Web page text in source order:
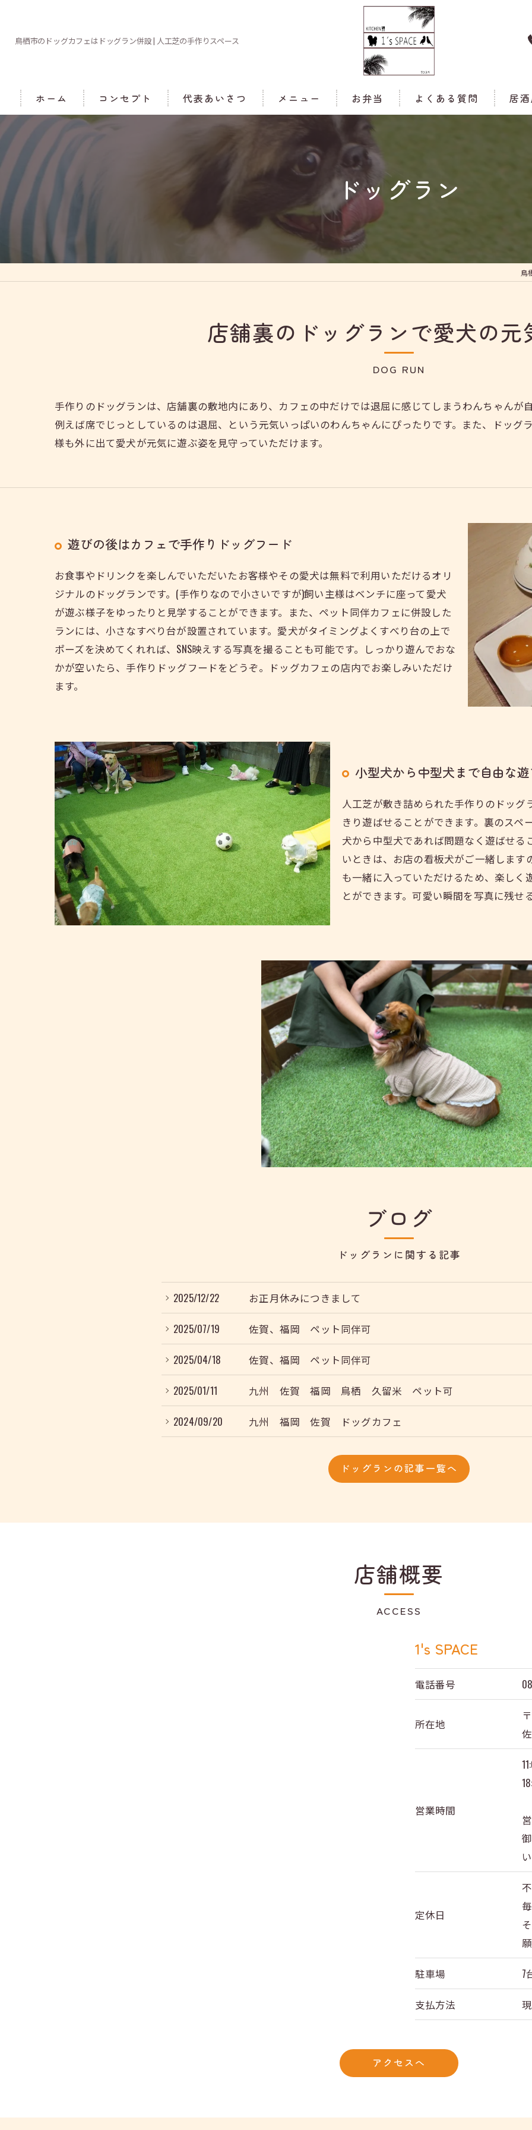
鳥栖市のドッグカフェはドッグラン併設 | 人工芝の手作りスペース
ホーム コンセプト 代表あいさつ メニュー お弁当 よくある質問 居
ドッグラン
鳥
店舗裏のドッグランで愛犬の元
DOG RUN
手作りのドッグランは、店舗裏の敷地内にあり、カフェの中だけでは退屈に感じてしまうわんちゃんが
例えば席でじっとしているのは退屈、という元気いっぱいのわんちゃんにぴったりです。また、ドッグ
様も外に出て愛犬が元気に遊ぶ姿を見守っていただけます。
遊びの後はカフェで手作りドッグフード
お食事やドリンクを楽しんでいただいたお客様やその愛犬は無料で利用いただけるオリ
ジナルのドッグランです。(手作りなので小さいですが)飼い主様はベンチに座って愛犬
が遊ぶ様子をゆったりと見学することができます。また、ペット同伴カフェに併設した
ランには、小さなすべり台が設置されています。愛犬がタイミングよくすべり台の上で
ポーズを決めてくれれば、SNS映えする写真を撮ることも可能です。しっかり遊んでおな
かが空いたら、手作りドッグフードをどうぞ。ドッグカフェの店内でお楽しみいただけ
ます。
小型犬から中型犬まで自由な
人工芝が敷き詰められた手作りのドッ
きり遊ばせることができます。裏のス
犬から中型犬であれば問題なく遊ばせ
いときは、お店の看板犬がご一緒しま
も一緒に入っていただけるため、楽し
とができます。可愛い瞬間を写真に残せ
ブログ
ドッグランに関する記事
2025/12/22 お正月休みにつきまして
2025/07/19 佐賀、福岡 ペット同伴可
2025/04/18 佐賀、福岡 ペット同伴可
2025/01/11 九州 佐賀 福岡 鳥栖 久留米 ペット可
2024/09/20 九州 福岡 佐賀 ドッグカフェ
ドッグランの記事一覧へ
店舗概要
ACCESS
1's SPACE
電話番号
所在地
営業時間
定休日
駐車場 7
支払方法
アクセスへ